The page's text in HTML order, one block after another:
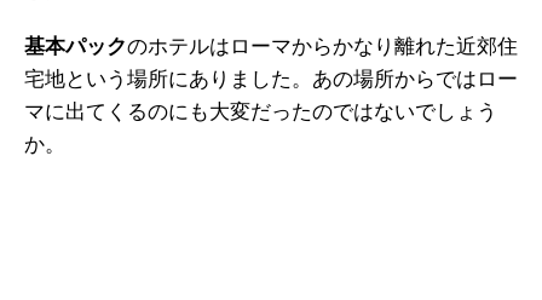
基本パックのホテルはローマからかなり離れた近郊住
宅地という場所にありました。あの場所からではロー
マに出てくるのにも大変だったのではないでしょう
か。